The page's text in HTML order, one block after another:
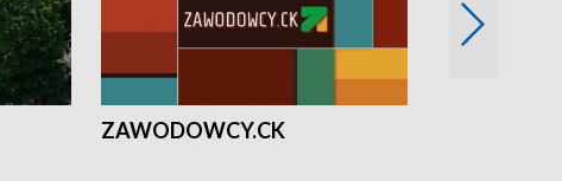
ZAWODOWCY.CK